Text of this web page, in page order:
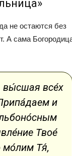
не остаются без
А сама
вы́сшая все́х
и
Твое́
мо́лим Тя́,